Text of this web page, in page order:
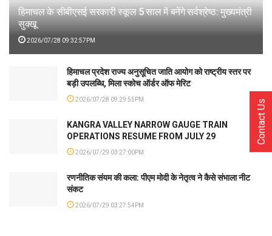
हिमाचल के सीबीएसई सरकारी स्कूल 5 साल में बनेंगे सर्वश्रेष्ठ: मुख्यमंत्री
सुक्खू
2026/07/28 09:32:57PM
हिमाचल प्रदेश राज्य अनुसूचित जाति आयोग को राष्ट्रीय स्तर पर
बड़ी उपलब्धि, मिला स्कोच ऑर्डर ऑफ मेरिट
2026/07/28 09:29:55PM
KANGRA VALLEY NARROW GAUGE TRAIN
OPERATIONS RESUME FROM JULY 29
2026/07/29 03:27:00PM
रणनीतिक संयम की कला: पीएम मोदी के नेतृत्व ने कैसे संभाला नीट
संकट
2026/07/29 03:27:54PM
Contact Us